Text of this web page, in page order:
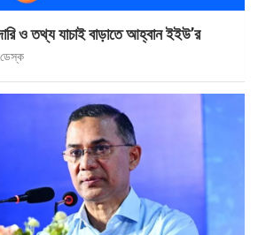
ও তথ্য যাচাই বাড়াতে আহ্বান ইইউ’র